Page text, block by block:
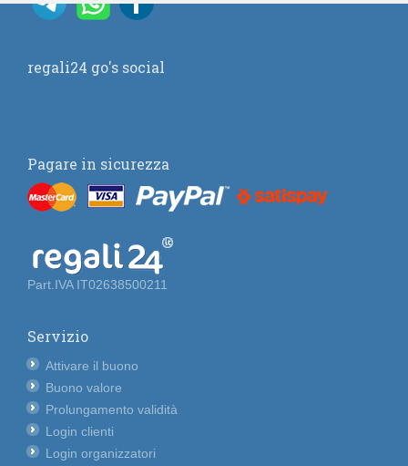
regali24 go's social
Pagare in sicurezza
Part.IVA IT02638500211
Servizio
Attivare il buono
Buono valore
Prolungamento validità
Login clienti
Login organizzatori